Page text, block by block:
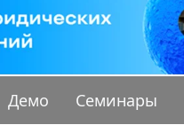
Демо Семинары